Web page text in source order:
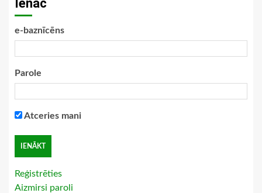
Ienāc
e-baznīcēns
Parole
Atceries mani
Reģistrēties
Aizmirsi paroli